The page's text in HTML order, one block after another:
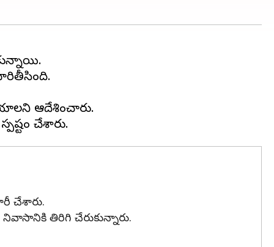
ఆదేశించారు.
చేశారు.
తిరిగి చేరుకున్నారు.